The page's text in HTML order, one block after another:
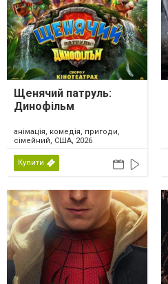
Щенячий патруль:
Динофільм
анімація, комедія, пригоди,
сімейний, США, 2026
Купити